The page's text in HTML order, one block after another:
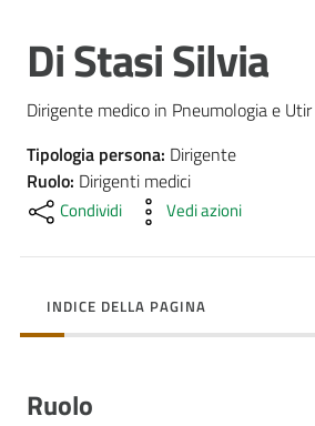
Sanitaria Locale
di Piacenza
Prestazioni
e
percorsi
cura
per...
Salta al contenuto
Di Stasi Silvia
Dirigente medico in Pneumologia e Utir
Tipologia persona: Dirigente
Ruolo: Dirigenti medici
Condividi Vedi azioni
INDICE DELLA PAGINA
Ruolo